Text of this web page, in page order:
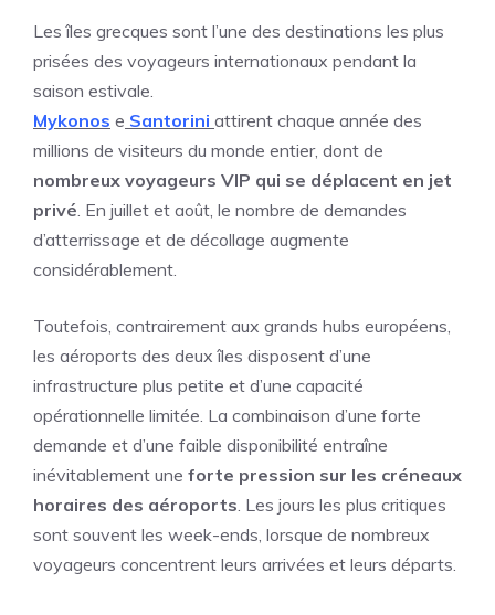
Les îles grecques sont l’une des destinations les plus
prisées des voyageurs internationaux pendant la
saison estivale.
Mykonos e Santorini attirent chaque année des
millions de visiteurs du monde entier, dont de
nombreux voyageurs VIP qui se déplacent en jet
privé. En juillet et août, le nombre de demandes
d’atterrissage et de décollage augmente
considérablement.
Toutefois, contrairement aux grands hubs européens,
les aéroports des deux îles disposent d’une
infrastructure plus petite et d’une capacité
opérationnelle limitée. La combinaison d’une forte
demande et d’une faible disponibilité entraîne
inévitablement une forte pression sur les créneaux
horaires des aéroports. Les jours les plus critiques
sont souvent les week-ends, lorsque de nombreux
voyageurs concentrent leurs arrivées et leurs départs.